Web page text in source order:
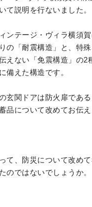
て説明を行ないました。
ンテージ・ヴィラ横須
の「耐震構造」と、特
えない「免震構造」の2
備えた構造です。
玄関ドアは防火扉であ
品について改めてお伝え
て、防災について改め
のではないでしょうか。